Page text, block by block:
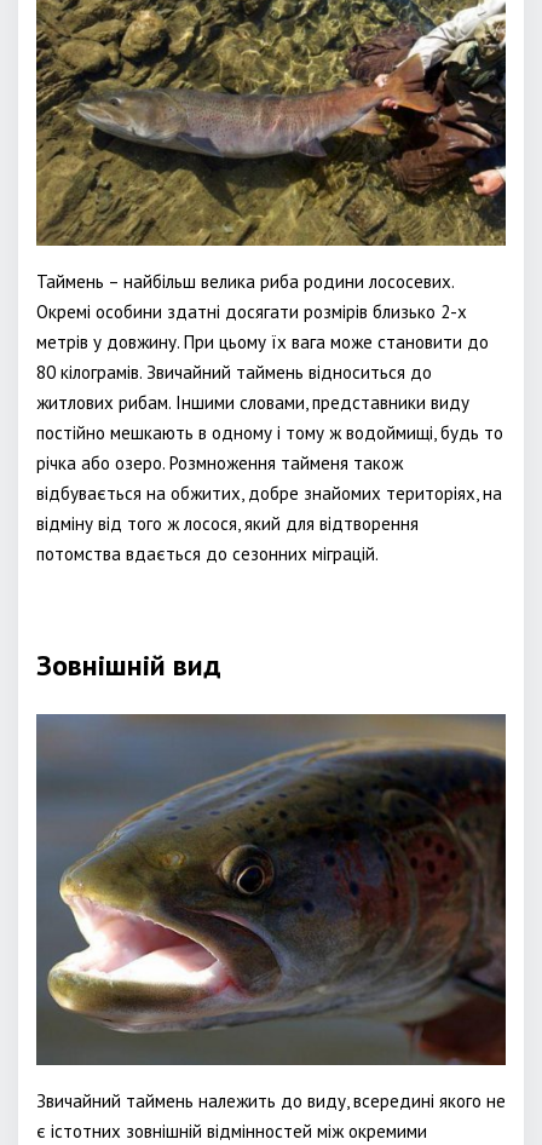
Таймень – найбільш велика риба родини лососевих.
Окремі особини здатні досягати розмірів близько 2-х
метрів у довжину. При цьому їх вага може становити до
80 кілограмів. Звичайний таймень відноситься до
житлових рибам. Іншими словами, представники виду
постійно мешкають в одному і тому ж водоймищі, будь то
річка або озеро. Розмноження тайменя також
відбувається на обжитих, добре знайомих територіях, на
відміну від того ж лосося, який для відтворення
потомства вдається до сезонних міграцій.
Зовнішній вид
Звичайний таймень належить до виду, всередині якого не
є істотних зовнішній відмінностей між окремими